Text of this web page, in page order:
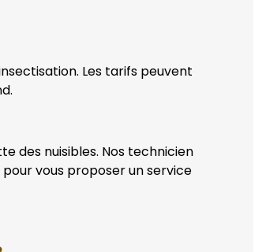
Les tarifs peuvent
des nuisibles. Nos technicien
vous proposer un service